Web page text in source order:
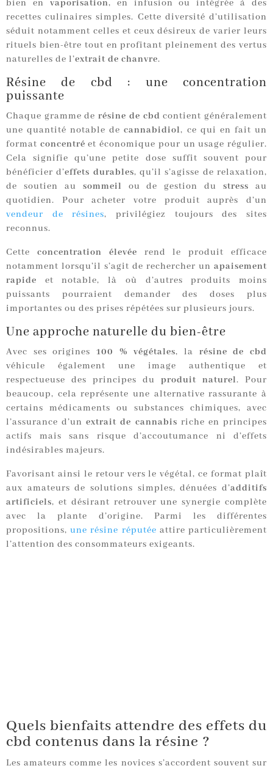
bien en vaporisation, en infusion ou intégrée à des
recettes culinaires simples. Cette diversité d’utilisation
séduit notamment celles et ceux désireux de varier leurs
rituels bien-être tout en profitant pleinement des vertus
naturelles de l’extrait de chanvre.
Résine de cbd : une concentration
puissante
Chaque gramme derésine de cbd contient généralement
une quantité notable decannabidiol, ce qui en fait un
format concentré et économique pour un usage régulier.
Cela signifie qu’une petite dose suffit souvent pour
bénéficier d’effets durables, qu’il s’agisse de relaxation,
de soutien au sommeil ou de gestion dustress au
quotidien. Pour acheter votre produit auprès d’un
vendeur de résines, privilégiez toujours des sites
reconnus.
Cette concentration élevée rend le produit efficace
notamment lorsqu’il s’agit de rechercher un apaisement
rapide et notable, là où d’autres produits moins
puissants pourraient demander des doses plus
importantes ou des prises répétées sur plusieurs jours.
Une approche naturelle du bien-être
Avec ses origines 100 % végétales, la résine de cbd
véhicule également une image authentique et
respectueuse des principes du produit naturel. Pour
beaucoup, cela représente une alternative rassurante à
certains médicaments ou substances chimiques, avec
l’assurance d’unextrait de cannabis riche en principes
actifs mais sans risque d’accoutumance ni d’effets
indésirables majeurs.
Favorisant ainsi le retour vers le végétal, ce format plaît
aux amateurs de solutions simples, dénuées d’additifs
artificiels, et désirant retrouver une synergie complète
avec la plante d’origine. Parmi les différentes
propositions,une résine réputée attire particulièrement
l’attention des consommateurs exigeants.
Quels bienfaits attendre des effets du
cbd contenus dans la résine ?
Les amateurs comme les novices s’accordent souvent sur